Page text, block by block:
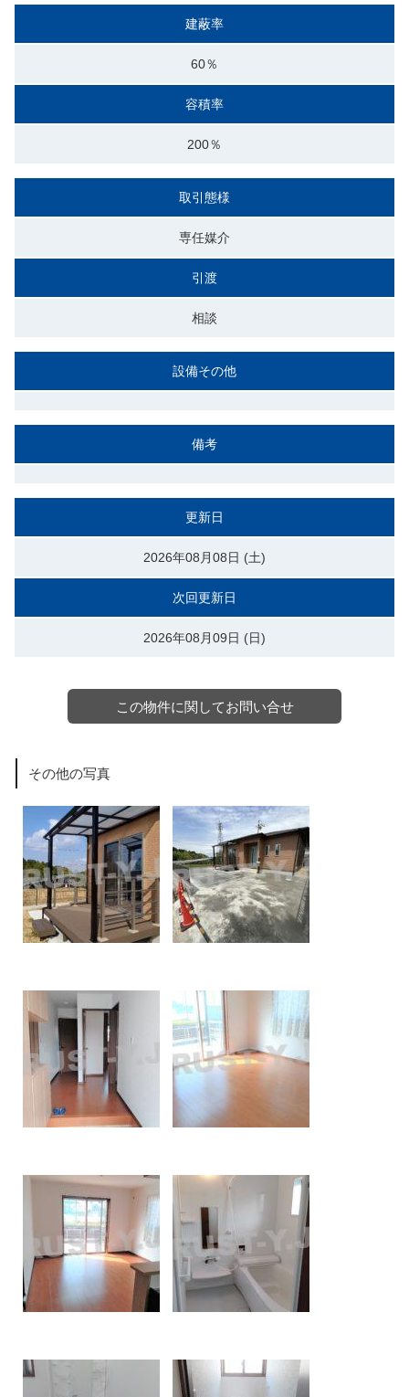
建蔽率
60％
容積率
200％
取引態様
専任媒介
引渡
相談
設備その他
備考
更新日
2026年08月08日 (土)
次回更新日
2026年08月09日 (日)
この物件に関してお問い合せ
その他の写真